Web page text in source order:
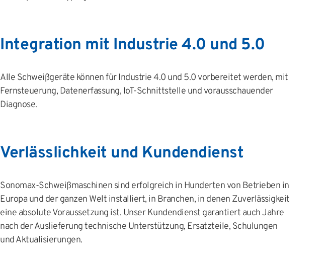
Integration mit Industrie 4.0 und 5.0
Alle Schweißgeräte können für Industrie 4.0 und 5.0 vorbereitet werden, mit
Fernsteuerung, Datenerfassung, IoT-Schnittstelle und vorausschauender
Diagnose.
Verlässlichkeit und Kundendienst
Sonomax-Schweißmaschinen sind erfolgreich in Hunderten von Betrieben in
Europa und der ganzen Welt installiert, in Branchen, in denen Zuverlässigkeit
eine absolute Voraussetzung ist. Unser Kundendienst garantiert auch Jahre
nach der Auslieferung technische Unterstützung, Ersatzteile, Schulungen
und Aktualisierungen.